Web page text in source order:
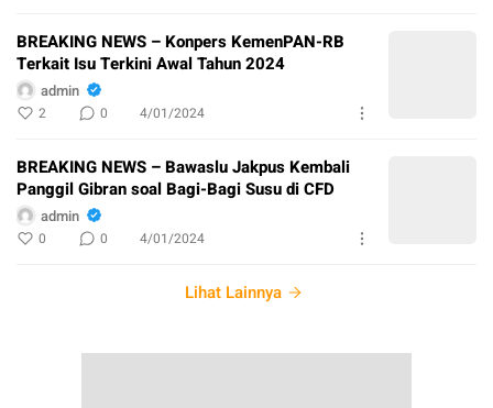
BREAKING NEWS – Konpers KemenPAN-RB
Terkait Isu Terkini Awal Tahun 2024
admin
2 0 4/01/2024
BREAKING NEWS – Bawaslu Jakpus Kembali
Panggil Gibran soal Bagi-Bagi Susu di CFD
admin
0 0 4/01/2024
Lihat Lainnya